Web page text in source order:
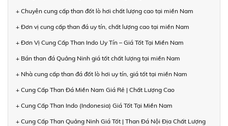
+ Chuyên cung cấp than đốt lò hơi chất lượng cao tại miền Nam
+ Đơn vị cung cấp than đá uy tín, chất lượng cao tại miền Nam
+ Đơn Vị Cung Cấp Than Indo Uy Tín – Giá Tốt Tại Miền Nam
+ Bán than đá Quảng Ninh giá tốt chất lượng tại miền Nam
+ Nhà cung cấp than đá đốt lò hơi uy tín, giá tốt tại miền Nam
+ Cung Cấp Than Đá Miền Nam Giá Rẻ | Chất Lượng Cao
+ Cung Cấp Than Indo (Indonesia) Giá Tốt Tại Miền Nam
+ Cung Cấp Than Quảng Ninh Giá Tốt | Than Đá Nội Địa Chất Lượng